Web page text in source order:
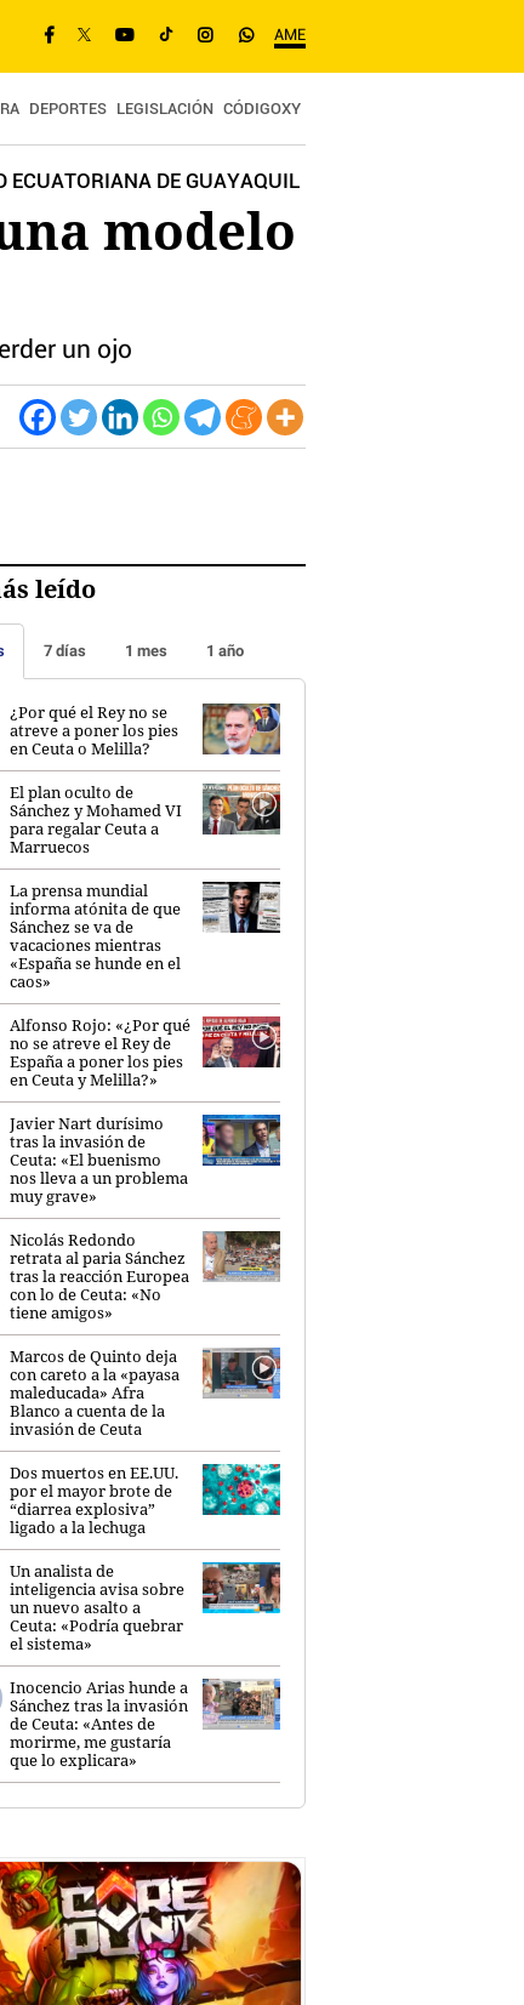
AME
DEPORTES LEGISLACIÓN CÓDIGOXY
ECUATORIANA DE GUAYAQUIL
modelo
un ojo
leído
7 días 1 mes 1 año
¿Por qué el Rey no se
atreve a poner los pies
en Ceuta o Melilla?
El plan oculto de
Sánchez y Mohamed VI
para regalar Ceuta a
Marruecos
La prensa mundial
informa atónita de que
Sánchez se va de
vacaciones mientras
«España se hunde en el
caos»
Alfonso Rojo: «¿Por qué
no se atreve el Rey de
España a poner los pies
en Ceuta y Melilla?»
Javier Nart durísimo
tras la invasión de
Ceuta: «El buenismo
nos lleva a un problema
muy grave»
Nicolás Redondo
retrata al paria Sánchez
tras la reacción Europea
con lo de Ceuta: «No
tiene amigos»
Marcos de Quinto deja
con careto a la «payasa
maleducada» Afra
Blanco a cuenta de la
invasión de Ceuta
Dos muertos en EE.UU.
por el mayor brote de
“diarrea explosiva”
ligado a la lechuga
Un analista de
inteligencia avisa sobre
un nuevo asalto a
Ceuta: «Podría quebrar
el sistema»
Inocencio Arias hunde a
Sánchez tras la invasión
de Ceuta: «Antes de
morirme, me gustaría
que lo explicara»